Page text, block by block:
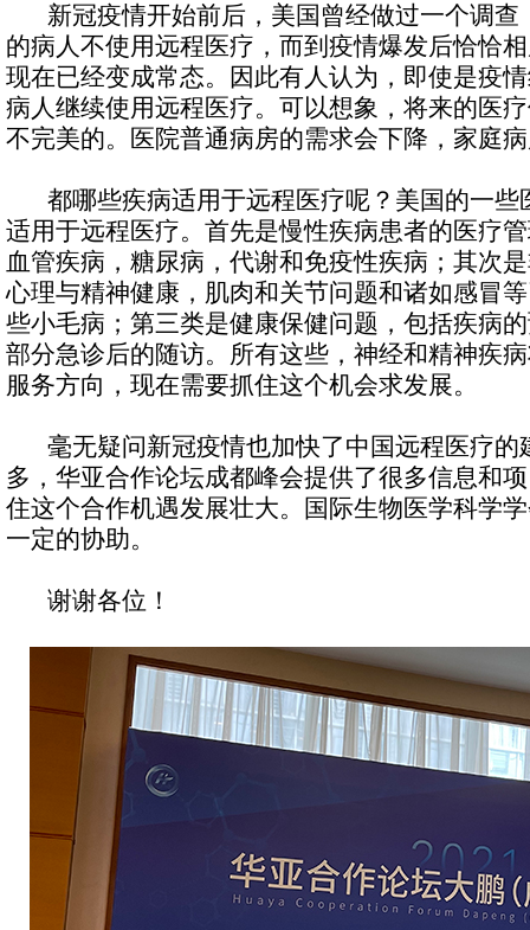
新冠疫情开始前后，美国曾经做过一个调查
的病人不使用远程医疗，而到疫情爆发后恰恰
现在已经变成常态。因此有人认为，即使是疫
病人继续使用远程医疗。可以想象，将来的医
不完美的。医院普通病房的需求会下降，家庭
都哪些疾病适用于远程医疗呢？美国的一些
适用于远程医疗。首先是慢性疾病患者的医疗
血管疾病，糖尿病，代谢和免疫性疾病；其次
心理与精神健康，肌肉和关节问题和诸如感冒
些小毛病；第三类是健康保健问题，包括疾病
部分急诊后的随访。所有这些，神经和精神疾
服务方向，现在需要抓住这个机会求发展。
毫无疑问新冠疫情也加快了中国远程医疗的
多，华亚合作论坛成都峰会提供了很多信息和
住这个合作机遇发展壮大。国际生物医学科学
一定的协助。
谢谢各位！